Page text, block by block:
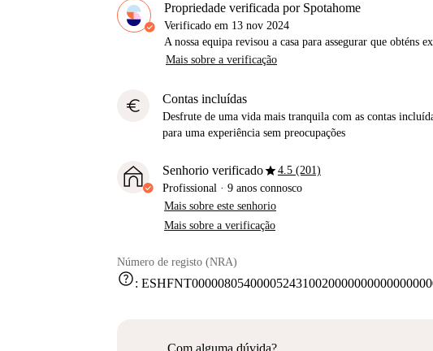
Propriedade verificada por Spotahome
Verificado em 13 nov 2024
A nossa equipa revisou a casa para assegurar que obténs
Mais sobre a verificação
euro Contas incluídas
Desfrute de uma vida mais tranquila com as contas
para uma experiência sem preocupações
Senhorio verificadostar4.5 (201)
Profissional · 9 anos connosco
Mais sobre este senhorio
Mais sobre a verificação
Número de registo (NRA)
help:
Com alguma dúvida?